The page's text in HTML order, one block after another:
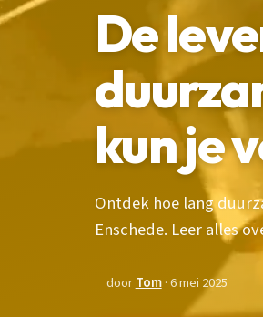
De
kun je
Ontdek hoe lang
Enschede. Leer alles
doorTom· 6 mei 2025